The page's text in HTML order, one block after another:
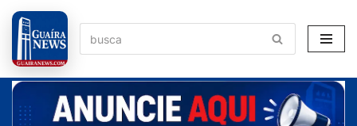
Pular
para
o
conteúdo